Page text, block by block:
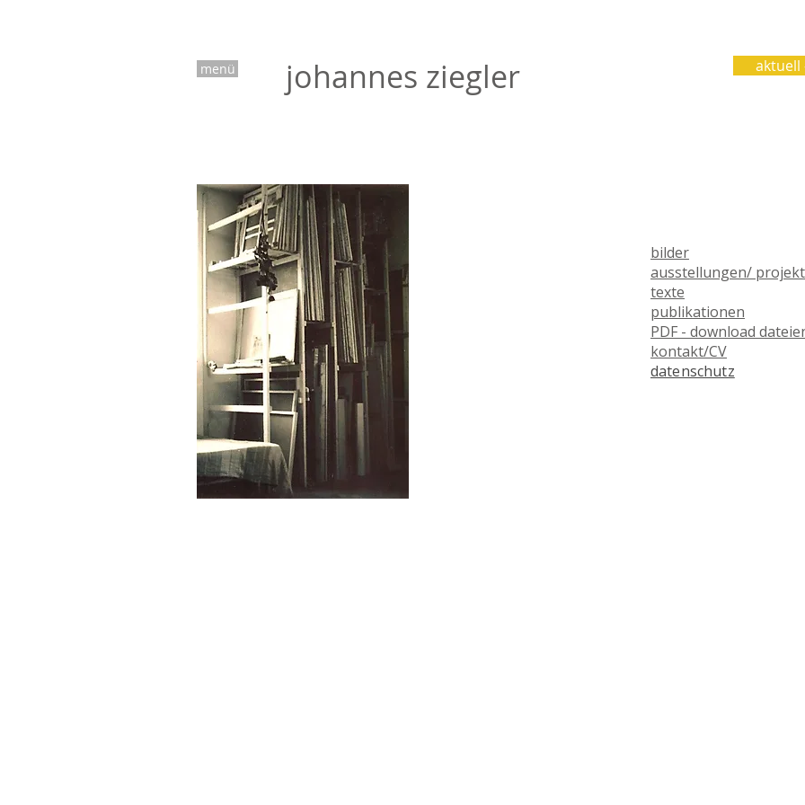
menü johannes ziegler aktuell
bilder
ausstellungen/
texte
publikationen
PDF - download
kontakt/CV
datenschutz